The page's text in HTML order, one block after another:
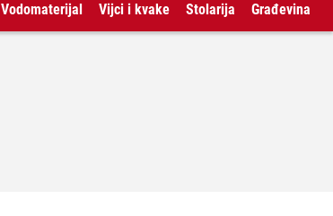
Vodomaterijal Vijci i kvake Stolarija Građevina